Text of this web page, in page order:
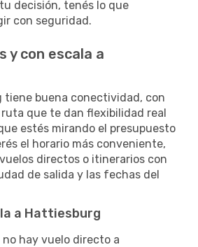
decisión, tenés lo que
con seguridad.
y con escala a
tiene buena conectividad, con
que te dan flexibilidad real
estés mirando el presupuesto
el horario más conveniente,
directos o itinerarios con
de salida y las fechas del
a Hattiesburg
hay vuelo directo a